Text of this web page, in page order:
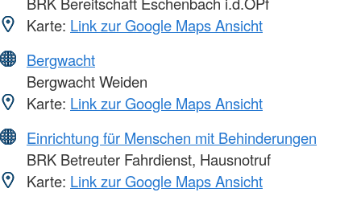
Karte: Link zur Google Maps Ansicht
Bergwacht
Bergwacht Weiden
Karte: Link zur Google Maps Ansicht
Einrichtung für Menschen mit Behinderungen
BRK Betreuter Fahrdienst, Hausnotruf
Karte: Link zur Google Maps Ansicht